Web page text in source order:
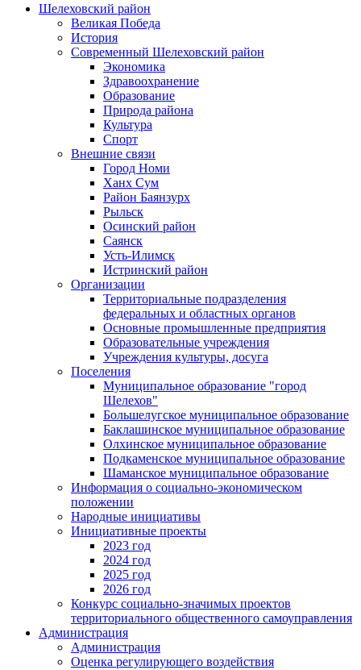
Шелеховский район
Великая Победа
История
Современный Шелеховский район
Экономика
Здравоохранение
Образование
Природа района
Культура
Спорт
Внешние связи
Город Номи
Ханх Сум
Район Баянзурх
Рыльск
Осинский район
Саянск
Усть-Илимск
Истринский район
Организации
Территориальные подразделения
федеральных и областных органов
Основные промышленные предприятия
Образовательные учреждения
Учреждения культуры, досуга
Поселения
Муниципальное образование "город
Шелехов"
Большелугское муниципальное образование
Баклашинское муниципальное образование
Олхинское муниципальное образование
Подкаменское муниципальное образование
Шаманское муниципальное образование
Информация о социально-экономическом
положении
Народные инициативы
Инициативные проекты
2023 год
2024 год
2025 год
2026 год
Конкурс социально-значимых проектов
территориального общественного самоуправления
Администрация
Администрация
Оценка регулирующего воздействия